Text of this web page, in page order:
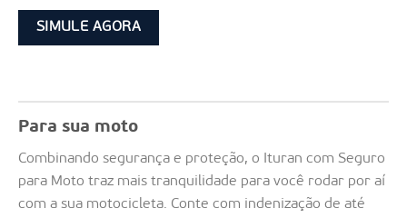
SIMULE AGORA
Para sua moto
Combinando segurança e proteção, o Ituran com Seguro
para Moto traz mais tranquilidade para você rodar por aí
com a sua motocicleta. Conte com indenização de até